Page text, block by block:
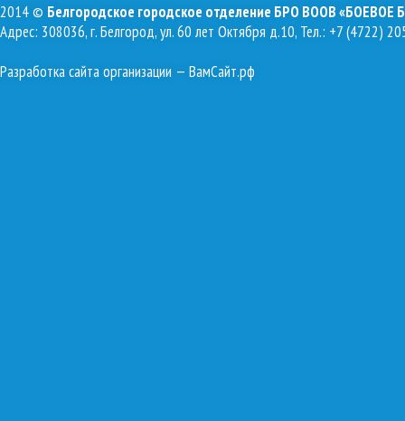
2014 © Белгородское городское отделение БРО ВООВ «БОЕВОЕ
Адрес: 308036, г. Белгород, ул. 60 лет Октября д.10, Тел.: +7 (4722)
Разработка сайта организации — ВамСайт.рф